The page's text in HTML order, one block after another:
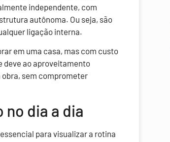
independente, com
autônoma. Ou seja, são
ligação interna.
em uma casa, mas com custo
deve ao aproveitamento
sem comprometer
no dia a dia
para visualizar a rotina